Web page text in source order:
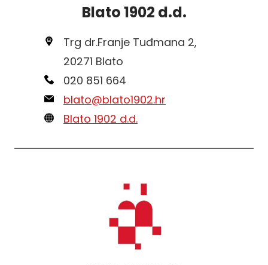
Blato 1902 d.d.
Trg dr.Franje Tuđmana 2,
20271 Blato
020 851 664
blato@blato1902.hr
Blato 1902 d.d.